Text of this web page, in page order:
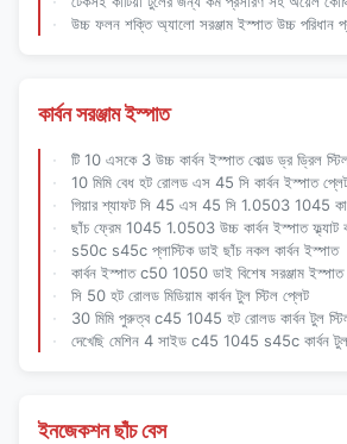
উচ্চ ফলন শক্তি অ্যালো সরঞ্জাম ইস্পাত উচ্চ পরিধান প্রতিরোধের এবং
কার্বন সরঞ্জাম ইস্পাত
টি 10 ​​এসকে 3 উচ্চ কার্বন ইস্পাত কোল্ড ড্র ড্রিল স্টিল
10 মিমি বেধ হট রোলড এস 45 সি কার্বন ইস্পাত
গিয়ার শ্যাফট সি 45 এস 45 সি 1.0503 1045
ছাঁচ ফ্রেম 1045 1.0503 উচ্চ কার্বন ইস্পাত ফ্ল্যাট
s50c s45c প্লাস্টিক ডাই ছাঁচ নকল কার্বন ইস্পাত
কার্বন ইস্পাত c50 1050 ডাই বিশেষ সরঞ্জাম ইস্পাত
সি 50 হট রোলড মিডিয়াম কার্বন টুল স্টিল প্লেট
30 মিমি পুরুত্ব c45 1045 হট রোলড কার্বন টুল
দেখেছি মেশিন 4 সাইড c45 1045 s45c কার্বন টুল
ইনজেকশন ছাঁচ বেস